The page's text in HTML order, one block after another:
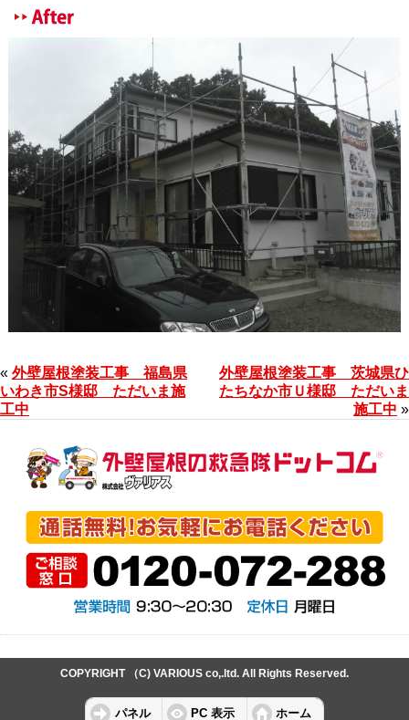
« 外壁屋根塗装工事 福島県
いわき市S様邸 ただいま施
工中
外壁屋根塗装工事 茨城県ひ
たちなか市Ｕ様邸 ただいま
施工中 »
COPYRIGHT （C) VARIOUS co,.ltd. All Rights Reserved.
パネル PC 表示 ホーム